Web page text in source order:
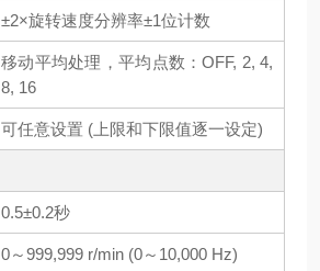
±2×旋转速度分辨率±1位计数
移动平均处理，平均点数：OFF, 2, 4,
8, 16
可任意设置 (上限和下限值逐一设定)
0.5±0.2秒
0～999,999 r/min (0～10,000 Hz)